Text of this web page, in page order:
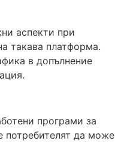
аспекти при
такава платформа.
в допълнение
програми за
потребителят да може